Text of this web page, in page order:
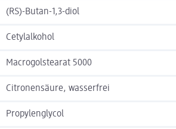
(RS)-Butan-1,3-diol
Cetylalkohol
Macrogolstearat 5000
Citronensäure, wasserfrei
Propylenglycol